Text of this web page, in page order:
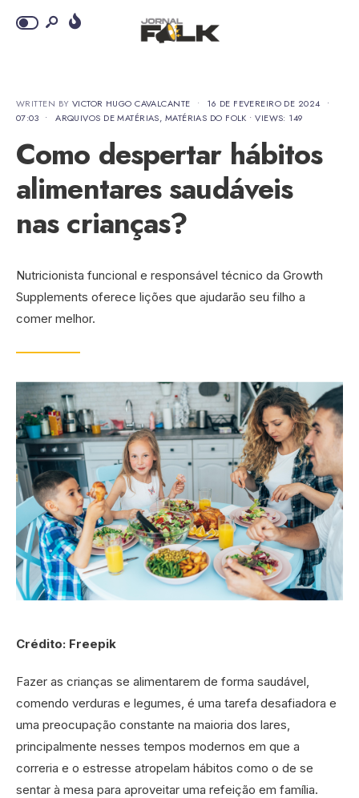
WRITTEN BY VICTOR HUGO CAVALCANTE • 16 DE FEVEREIRO DE 2024 •
07:03 • ARQUIVOS DE MATÉRIAS, MATÉRIAS DO FOLK •VIEWS: 149
Como despertar hábitos
alimentares saudáveis
nas crianças?
Nutricionista funcional e responsável técnico da Growth
Supplements oferece lições que ajudarão seu filho a
comer melhor.
Crédito: Freepik
Fazer as crianças se alimentarem de forma saudável,
comendo verduras e legumes, é uma tarefa desafiadora e
uma preocupação constante na maioria dos lares,
principalmente nesses tempos modernos em que a
correria e o estresse atropelam hábitos como o de se
sentar à mesa para aproveitar uma refeição em família.